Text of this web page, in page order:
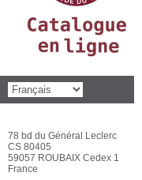
78 bd du Général Leclerc
CS 80405
59057 ROUBAIX Cedex 1
France